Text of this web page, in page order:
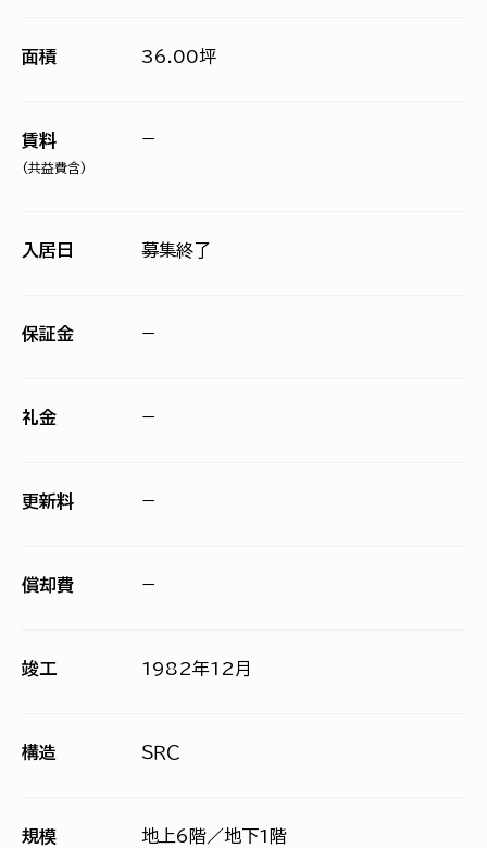
面積 36.00坪
賃料
(共益費含)
−
入居日 募集終了
保証金 −
礼金 −
更新料 −
償却費 −
竣工 1982年12月
構造 ＳＲＣ
規模 地上6階／地下1階